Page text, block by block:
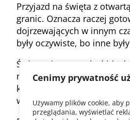
Cenimy prywatność
Używamy plików cookie, aby
przeglądania, wyświetlać
Przyjazd na święta z
granic. Oznacza raczej
dojrzewających w innym
były oczywiste, bo inne
Święta nie muszą być
na stół, zapytamy, co on
karmi. A zamiast słyszeć
wyrażoną niezdarnie.